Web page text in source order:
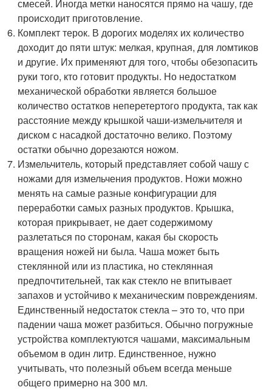
смесей. Иногда метки наносятся прямо на чашу, где
происходит приготовление.
Комплект терок. В дорогих моделях их количество
доходит до пяти штук: мелкая, крупная, для ломтиков
и другие. Их применяют для того, чтобы обезопасить
руки того, кто готовит продукты. Но недостатком
механической обработки является большое
количество остатков неперетертого продукта, так как
расстояние между крышкой чаши-измельчителя и
диском с насадкой достаточно велико. Поэтому
остатки обычно дорезаются ножом.
Измельчитель, который представляет собой чашу с
ножами для измельчения продуктов. Ножи можно
менять на самые разные конфигурации для
переработки самых разных продуктов. Крышка,
которая прикрывает, не дает содержимому
разлетаться по сторонам, какая бы скорость
вращения ножей ни была. Чаша может быть
стеклянной или из пластика, но стеклянная
предпочтительней, так как стекло не впитывает
запахов и устойчиво к механическим повреждениям.
Единственный недостаток стекла – это то, что при
падении чаша может разбиться. Обычно погружные
устройства комплектуются чашами, максимальным
объемом в один литр. Единственное, нужно
учитывать, что полезный объем всегда меньше
общего примерно на 300 мл.